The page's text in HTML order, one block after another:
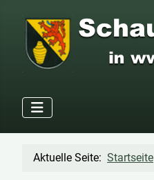
Aktuelle Seite: Startseite